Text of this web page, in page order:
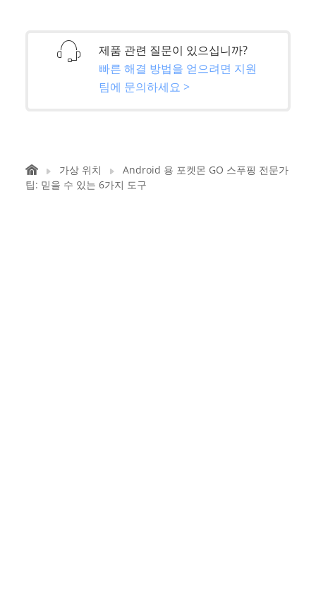
제품 관련 질문이 있으십니까?
빠른 해결 방법을 얻으려면 지원
팀에 문의하세요 >
가상 위치
Android 용 포켓몬 GO 스푸핑 전문가
팁: 믿을 수 있는 6가지 도구